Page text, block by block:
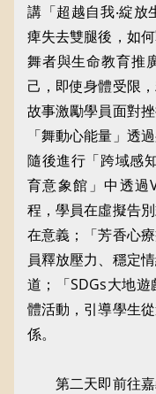
講「超越自我‧綻
痺失去雙腿後，如
舞者與生命教育推
己，即使身體受限
故事激勵學員面對
「舞動心能量」透
隨後進行「跨域感
育意象館」中透過
程，學員在虛擬告
在意義；「芳香心
員釋放壓力、穩定
道；「SDGs大地
體活動，引導學生
係。
第二天即前往嘉